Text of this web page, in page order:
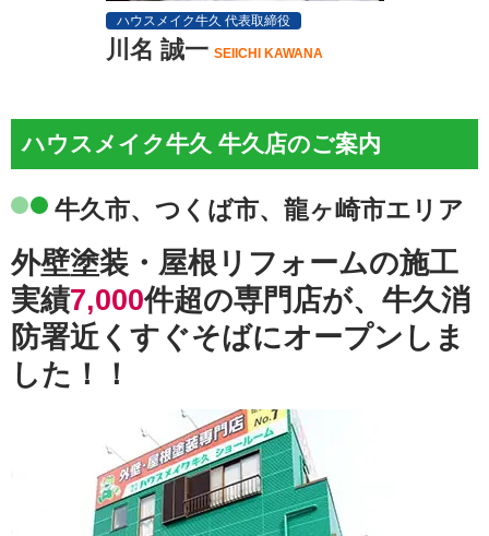
ハウスメイク牛久 代表取締役
川名 誠一 SEIICHI KAWANA
ハウスメイク牛久 牛久店のご案内
牛久市、つくば市、龍ヶ崎市エリア
外壁塗装・屋根リフォームの施工
実績7,000件超の専門店が、牛久消
防署近くすぐそばにオープンしま
した！！